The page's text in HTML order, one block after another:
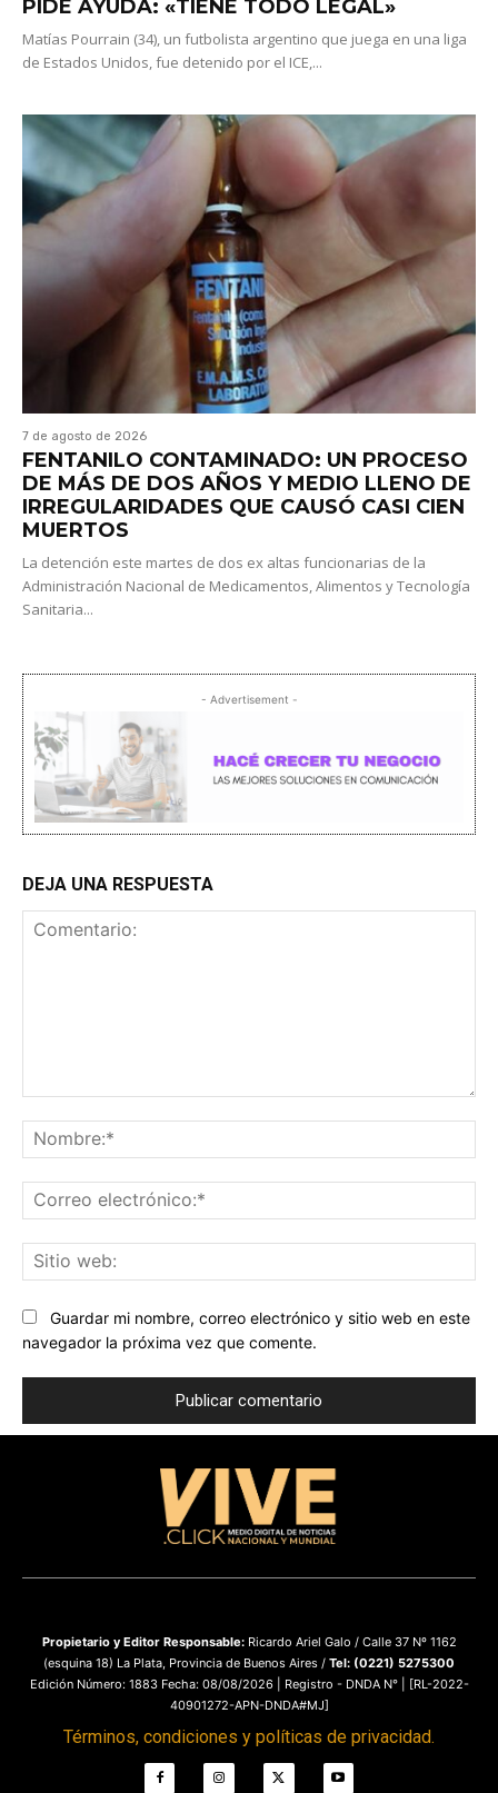
PIDE AYUDA: «TIENE TODO LEGAL»
Matías Pourrain (34), un futbolista argentino que juega en una liga
de Estados Unidos, fue detenido por el ICE,...
7 de agosto de 2026
FENTANILO CONTAMINADO: UN PROCESO
DE MÁS DE DOS AÑOS Y MEDIO LLENO DE
IRREGULARIDADES QUE CAUSÓ CASI CIEN
MUERTOS
La detención este martes de dos ex altas funcionarias de la
Administración Nacional de Medicamentos, Alimentos y Tecnología
Sanitaria...
- Advertisement -
DEJA UNA RESPUESTA
Guardar mi nombre, correo electrónico y sitio web en este
navegador la próxima vez que comente.
Propietario y Editor Responsable:Ricardo Ariel Galo / Calle 37 Nº 1162
(esquina 18) La Plata, Provincia de Buenos Aires / Tel: (0221) 5275300
Edición Número: 1883 Fecha: 08/08/2026 | Registro - DNDA N° | [RL-2022-
40901272-APN-DNDA#MJ]
Términos, condiciones y políticas de privacidad.